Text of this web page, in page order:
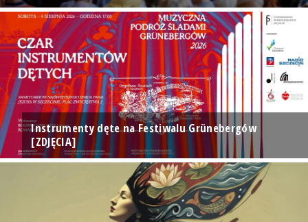
Instrumenty dęte na Festiwalu Grünebergów
[ZDJĘCIA]